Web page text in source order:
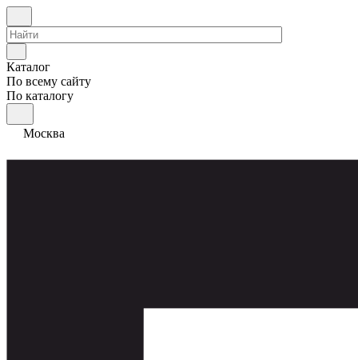
Каталог
По всему сайту
По каталогу
Москва